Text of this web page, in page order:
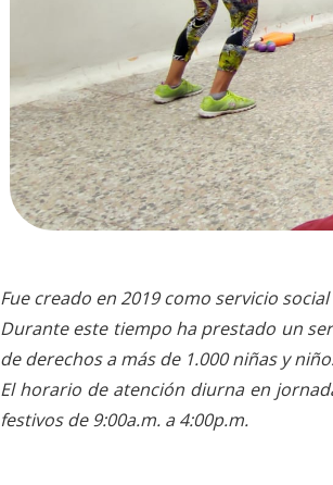
Fue creado en 2019 como servicio
Durante este tiempo ha prestado un
de derechos a más de 1.000 niñas y
El horario de atención diurna en
festivos de 9:00a.m. a 4:00p.m.